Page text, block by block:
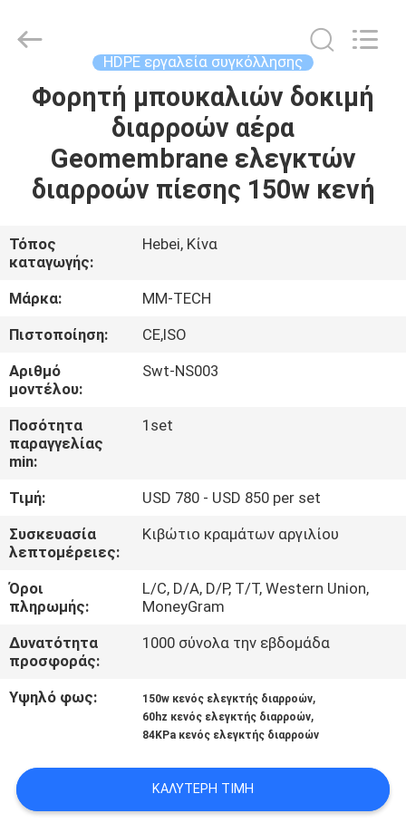
ΣΠΊΤΙ
ΠΡΟΪΌΝΤΑ
ΣΧΕΤΙΚΆ
ΜΕ
ΕΜΆΣ
ΕΠΙΣΚΈΨΕΙΣ
ΣΤΟ
ΕΡΓΟΣΤΆΣΙΟ
ΈΛΕΓΧΟΣ
ΠΟΙΌΤΗΤΑΣ
ΕΠΙΚΟΙΝΩΝΉΣΤΕ
ΜΑΖΊ
ΜΑΣ
ΜΠΛΟΓΚ
SITEMAP
Mingmai
Technology
Reserved.
HDPE εργαλεία συγκόλλησης
Φορητή μπουκαλιών δοκιμή
διαρροών αέρα
Geomembrane ελεγκτών
διαρροών πίεσης 150w κενή
Τόπος
καταγωγής:
Hebei, Κίνα
Μάρκα:
MM-TECH
Πιστοποίηση:
CE,ISO
Αριθμό
μοντέλου:
Swt-NS003
Ποσότητα
παραγγελίας
min:
1set
Τιμή:
USD 780 - USD 850 per set
Συσκευασία
λεπτομέρειες:
Κιβώτιο κραμάτων αργιλίου
Όροι
πληρωμής:
L/C, D/A, D/P, T/T, Western Union,
MoneyGram
Δυνατότητα
προσφοράς:
1000 σύνολα την εβδομάδα
Υψηλό φως: 150w κενός ελεγκτής διαρροών,
60hz κενός ελεγκτής διαρροών,
84KPa κενός ελεγκτής διαρροών
ΚΑΛΎΤΕΡΗ ΤΙΜΉ